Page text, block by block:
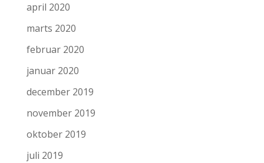
april 2020
marts 2020
februar 2020
januar 2020
december 2019
november 2019
oktober 2019
juli 2019